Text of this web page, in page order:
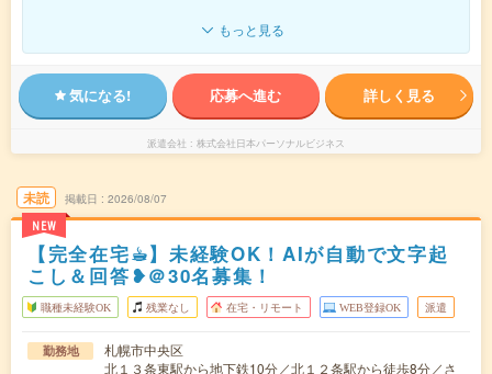
もっと見る
気になる! 応募へ進む 詳しく見る
派遣会社 株式会社日本パーソナルビジネス
未読
NEW
掲載日 2026/08/07
【完全在宅☕︎】未経験OK！AIが自動で文字起
こし＆回答❥＠30名募集！
職種未経験OK 残業なし 在宅・リモート WEB登録OK 派遣
勤務地
札幌市中央区
北１３条東駅から地下鉄10分／北１２条駅から徒歩8分／さ